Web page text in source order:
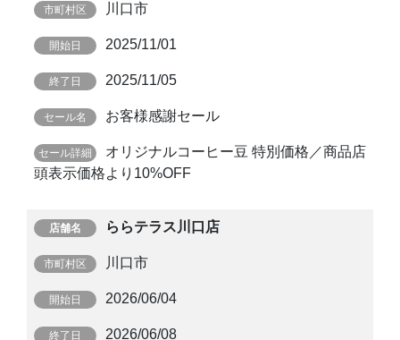
川口市
2025/11/01
2025/11/05
お客様感謝セール
オリジナルコーヒー豆 特別価格／商品店
頭表示価格より10%OFF
ららテラス川口店
川口市
2026/06/04
2026/06/08